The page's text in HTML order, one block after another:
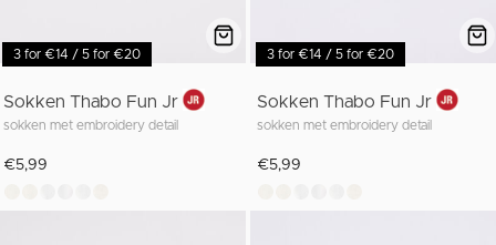
3 for €14 / 5 for €20
Sokken Thabo Fun Jr
sokken met embroidery detail
€5,99
3 for €14 / 5 for €20
Sokken Thabo Fun Jr
sokken met embroidery detail
€5,99